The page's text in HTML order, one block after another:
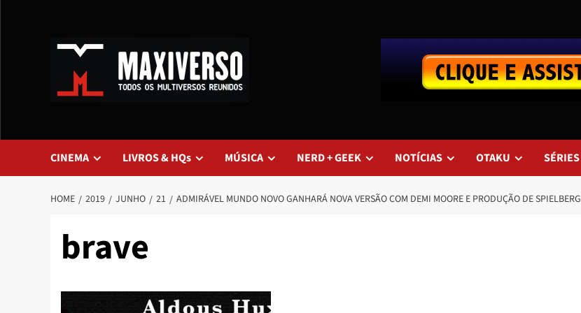
CINEMA LIVROS & HQs MÚSICA NERD + GEEK NOTÍCIAS OTAKU SÉRIES
HOME 2019 JUNHO 21 ADMIRÁVEL MUNDO NOVO GANHARÁ NOVA VERSÃO COM DEMI MOORE E PRODUÇÃO DE SPIELBERG
brave